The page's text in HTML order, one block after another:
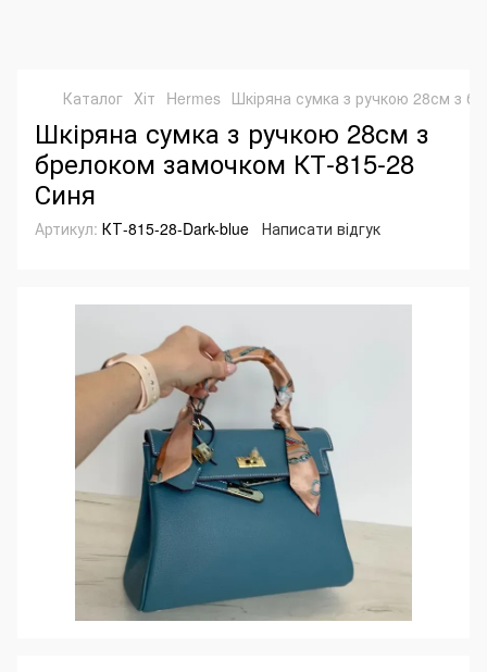
Каталог Хіт Hermes Шкіряна сумка з ручкою 28см з
Шкіряна сумка з ручкою 28см з
брелоком замочком КТ-815-28
Синя
Артикул: КТ-815-28-Dark-blue Написати відгук